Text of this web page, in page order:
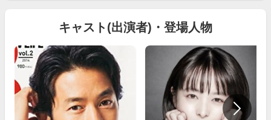
キャスト(出演者)・登場人物